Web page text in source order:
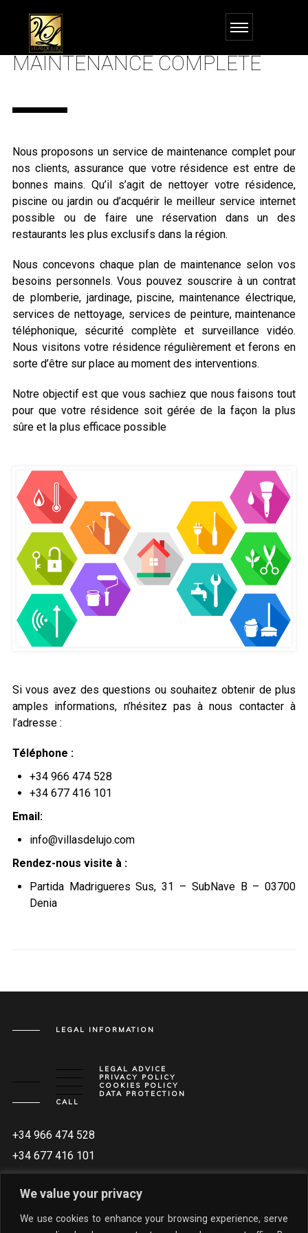
We value your privacy
We use cookies to enhance your browsing experience, serve
MAINTENANCE COMPLÈTE
Nous proposons un service de maintenance complet pour
nos clients, assurance que votre résidence est entre de
bonnes mains. Qu’il s’agit de nettoyer votre résidence,
piscine ou jardin ou d’acquérir le meilleur service internet
possible ou de faire une réservation dans un des
restaurants les plus exclusifs dans la région.
Nous concevons chaque plan de maintenance selon vos
besoins personnels. Vous pouvez souscrire à un contrat
de plomberie, jardinage, piscine, maintenance électrique,
services de nettoyage, services de peinture, maintenance
téléphonique, sécurité complète et surveillance vidéo.
Nous visitons votre résidence régulièrement et ferons en
sorte d’être sur place au moment des interventions.
Notre objectif est que vous sachiez que nous faisons tout
pour que votre résidence soit gérée de la façon la plus
sûre et la plus efficace possible
Si vous avez des questions ou souhaitez obtenir de plus
amples informations, n’hésitez pas à nous contacter à
l’adresse :
Téléphone :
+34 966 474 528
+34 677 416 101
Email:
info@villasdelujo.com
Rendez-nous visite à :
Partida Madrigueres Sus, 31 – SubNave B – 03700
Denia
LEGAL INFORMATION
LEGAL ADVICE
PRIVACY POLICY
COOKIES POLICY
DATA PROTECTION
CALL
+34 966 474 528
+34 677 416 101
INFO@VILLASDELUJO.COM